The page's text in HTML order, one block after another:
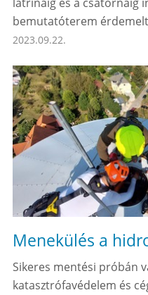
bemutatóterem
2023.09.22.
Menekülés a
Sikeres mentési próbán
katasztrófavédelem és